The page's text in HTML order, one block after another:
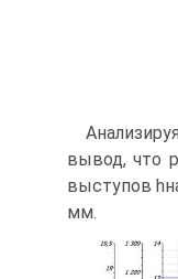
вывод, что
выступов
мм.